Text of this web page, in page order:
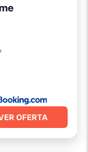
OFERTA